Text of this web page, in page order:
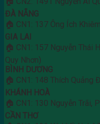
ĐÀ NẴNG
🏠 CN1: 137 Ông Ích
GIA LAI
🏠 CN1: 157 Nguyễn Thái
Quy Nhơn)
BÌNH DƯƠNG
🏠 CN1: 148 Thích Quảng
KHÁNH HOÀ
🏠 CN1: 130 Nguyễn Trãi,
CẦN THƠ